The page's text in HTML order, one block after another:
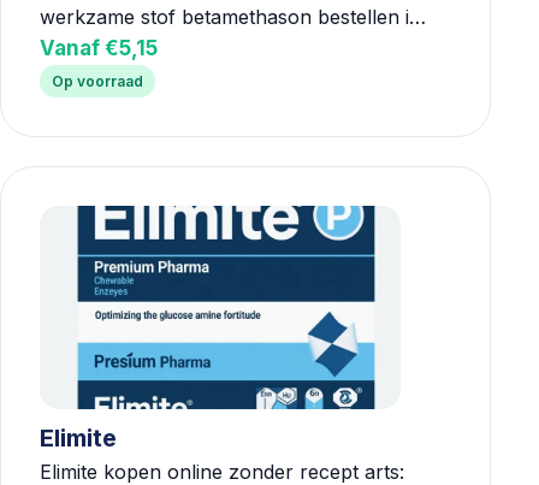
werkzame stof betamethason bestellen i…
Vanaf €5,15
Op voorraad
Elimite
Elimite kopen online zonder recept arts: